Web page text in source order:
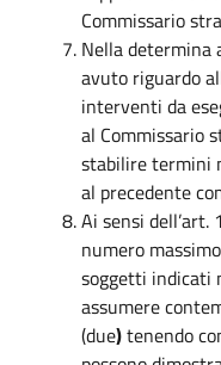
Commissario
Nella determina
avuto riguardo
interventi da
al Commissario
stabilire termini
al precedente
Ai sensi
numero
soggetti indicati
assumere
(due)tenendo